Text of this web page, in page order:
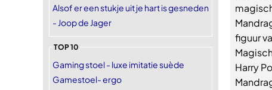
Alsof er een stukje uit je hart is gesneden
- Joop de Jager
TOP 10
Gaming stoel - luxe imitatie suède
Gamestoel- ergo
figuur
Harry